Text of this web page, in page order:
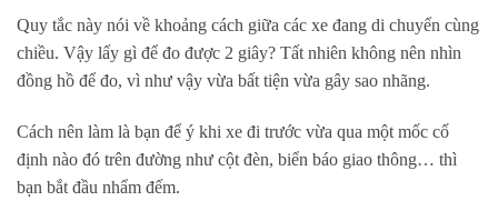
Quy tắc này nói về khoảng cách giữa các xe đang di chuyển cùng
chiều. Vậy lấy gì để đo được 2 giây? Tất nhiên không nên nhìn
đồng hồ để đo, vì như vậy vừa bất tiện vừa gây sao nhãng.
Cách nên làm là bạn để ý khi xe đi trước vừa qua một mốc cố
định nào đó trên đường như cột đèn, biển báo giao thông… thì
bạn bắt đầu nhẩm đếm.